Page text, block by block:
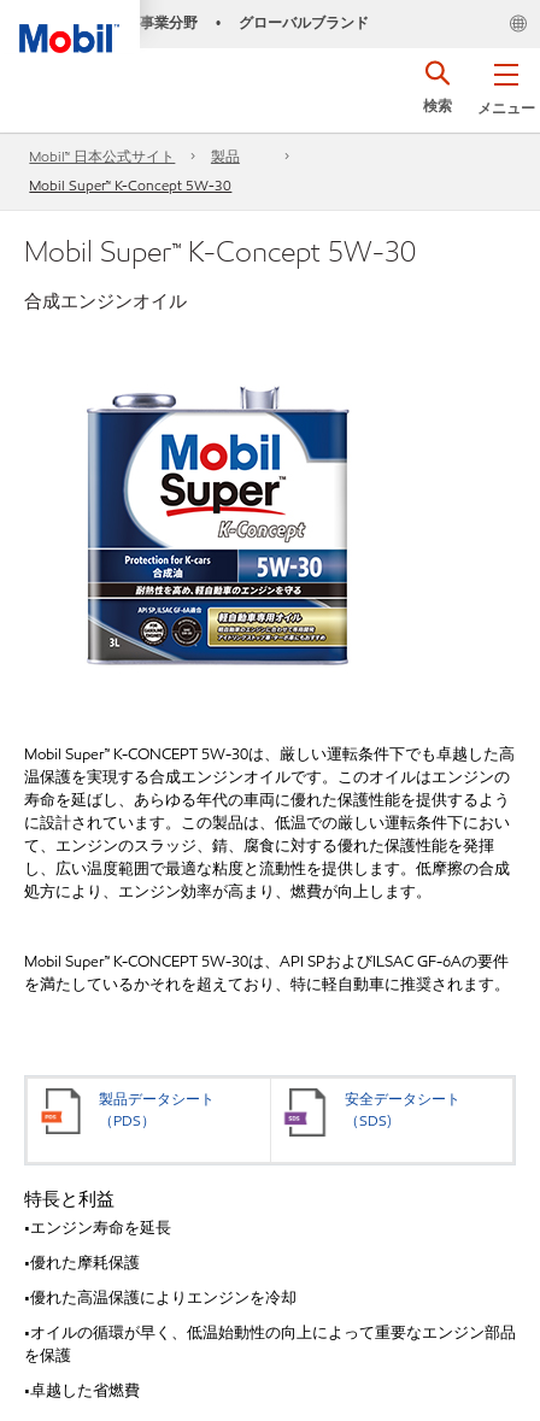
事業分野 • グローバルブランド
メニュー
検索
Mobil™ 日本公式サイト
製品
Mobil Super™ K-Concept 5W-30
Mobil Super™ K-Concept 5W-30
合成エンジンオイル
Mobil Super™ K-CONCEPT 5W-30は、厳しい運転条件下でも卓越した高
温保護を実現する合成エンジンオイルです。このオイルはエンジンの
寿命を延ばし、あらゆる年代の車両に優れた保護性能を提供するよう
に設計されています。この製品は、低温での厳しい運転条件下におい
て、エンジンのスラッジ、錆、腐食に対する優れた保護性能を発揮
し、広い温度範囲で最適な粘度と流動性を提供します。低摩擦の合成
処方により、エンジン効率が高まり、燃費が向上します。
Mobil Super™ K-CONCEPT 5W-30は、API SPおよびILSAC GF-6Aの要件
を満たしているかそれを超えており、特に軽自動車に推奨されます。
製品データシート
（PDS）
安全データシート
（SDS)
特長と利益
•エンジン寿命を延長
•優れた摩耗保護
•優れた高温保護によりエンジンを冷却
•オイルの循環が早く、低温始動性の向上によって重要なエンジン部品
を保護
•卓越した省燃費